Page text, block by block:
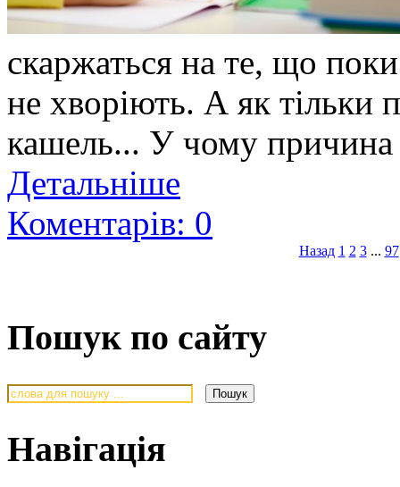
скаржаться на те, що
не хворіють. А як тільки
кашель... У чому причина
Детальніше
Коментарів: 0
Назад 1 2 3 ... 97
Пошук по сайту
Навігація